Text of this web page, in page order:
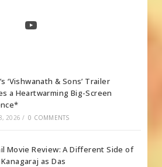
newYouTube
‘Vishwanath & Sons’ Trailer
a Heartwarming Big-Screen
2026 / 0 COMMENTS
Movie Review: A Different Side of
as Das